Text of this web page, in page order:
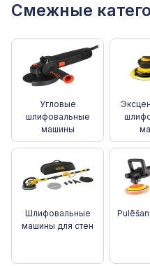
Смежные
Угловые
шлифовальные
машины
Шлифовальные
машины для стен